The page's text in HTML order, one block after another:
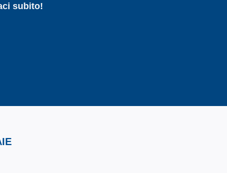
subito!